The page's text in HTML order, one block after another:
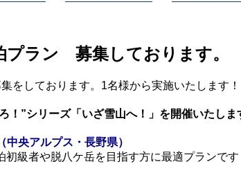
プラン 募集しております。
しております。1名様から実施いたします！
！”シリーズ「いざ雪山へ！」を開催いたしま
（中央アルプス・長野県）
級者や脱八ケ岳を目指す方に最適プランです